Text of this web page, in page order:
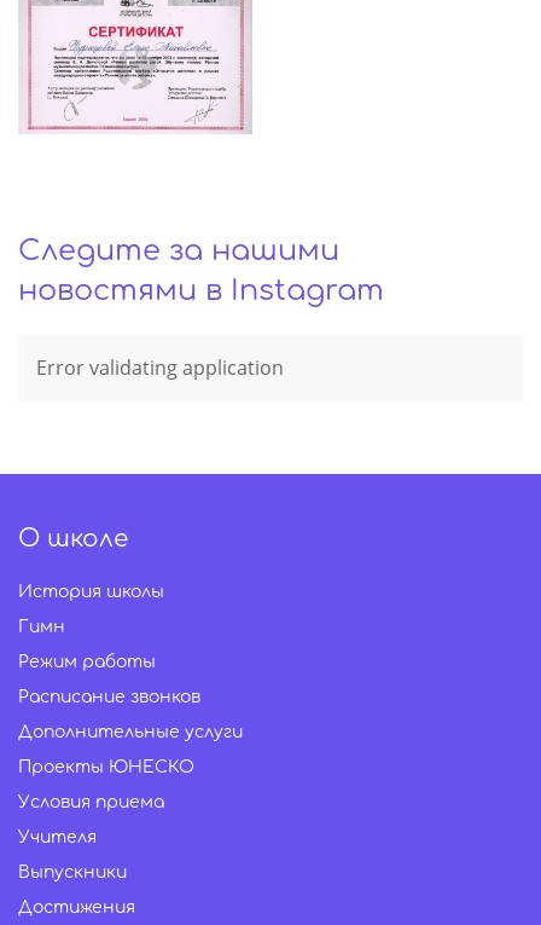
Следите за нашими
новостями в Instagram
Error validating application
О школе
История школы
Гимн
Режим работы
Расписание звонков
Дополнительные услуги
Проекты ЮНЕСКО
Условия приема
Учителя
Выпускники
Достижения